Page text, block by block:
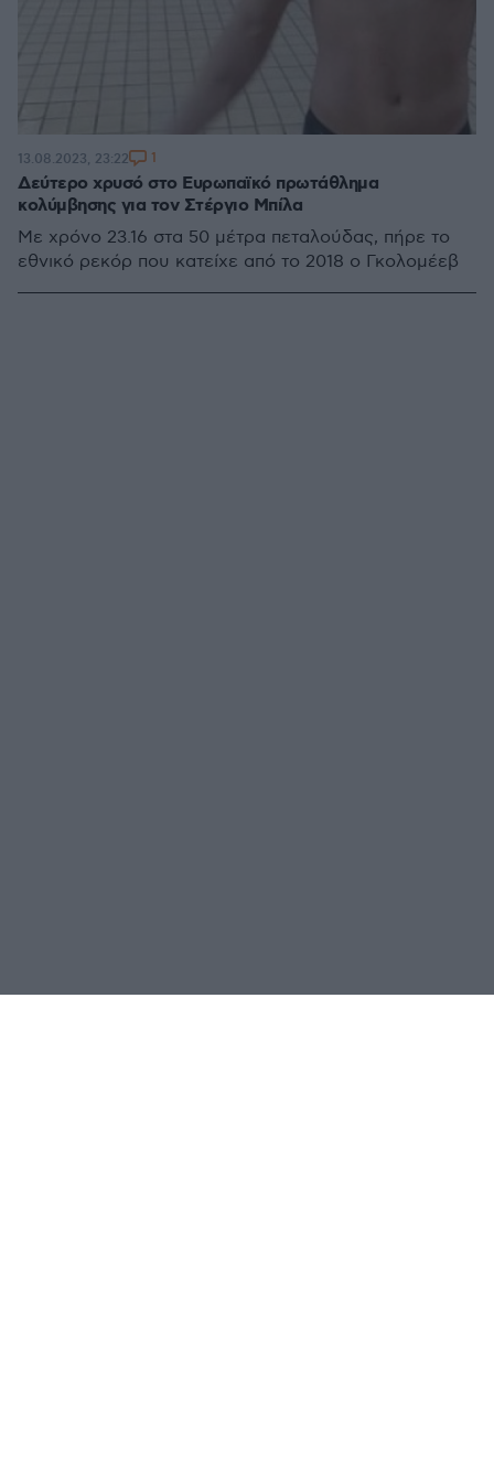
Δεύτερο χρυσό στο Ευρωπαϊκό πρωτάθλημα
κολύμβησης για τον Στέργιο Μπίλα
Με χρόνο 23.16 στα 50 μέτρα πεταλούδας, πήρε το
εθνικό ρεκόρ που κατείχε από το 2018 ο Γκολομέεβ
13.08.2023, 23:22 1